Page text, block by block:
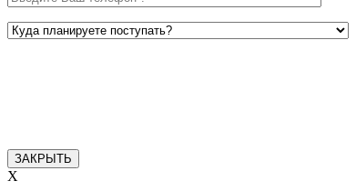
ЗАКРЫТЬ
X